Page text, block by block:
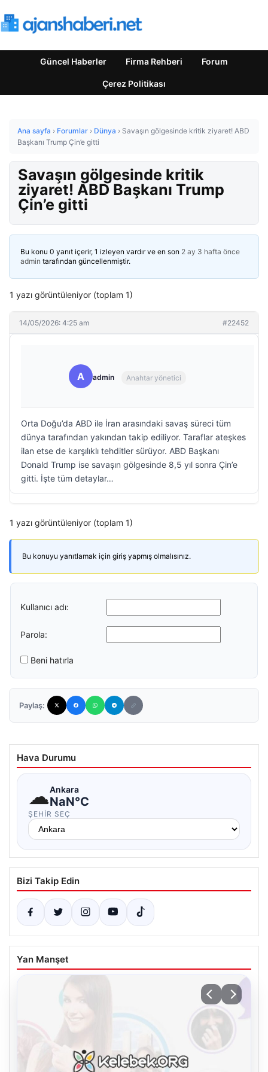
Güncel Haberler Firma Rehberi Forum
Çerez Politikası
Ana sayfa › Forumlar › Dünya › Savaşın gölgesinde kritik ziyaret! ABD
Başkanı Trump Çin’e gitti
Savaşın gölgesinde kritik
ziyaret! ABD Başkanı Trump
Çin’e gitti
Bu konu 0 yanıt içerir, 1 izleyen vardır ve en son 2 ay 3 hafta önce
admin tarafından güncellenmiştir.
1 yazı görüntüleniyor (toplam 1)
14/05/2026: 4:25 am #22452
A admin Anahtar yönetici
Orta Doğu’da ABD ile İran arasındaki savaş süreci tüm
dünya tarafından yakından takip ediliyor. Taraflar ateşkes
ilan etse de karşılıklı tehditler sürüyor. ABD Başkanı
Donald Trump ise savaşın gölgesinde 8,5 yıl sonra Çin’e
gitti. İşte tüm detaylar…
1 yazı görüntüleniyor (toplam 1)
Bu konuyu yanıtlamak için giriş yapmış olmalısınız.
Kullanıcı adı:
Parola:
Beni hatırla
Paylaş:
Hava Durumu
☁Ankara
NaN°C
ŞEHIR SEÇ
Bizi Takip Edin
Yan Manşet